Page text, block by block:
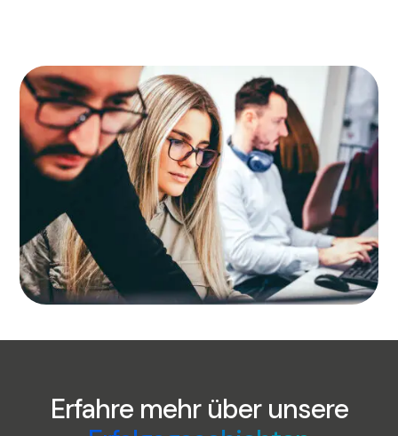
Erfahre mehr über unsere